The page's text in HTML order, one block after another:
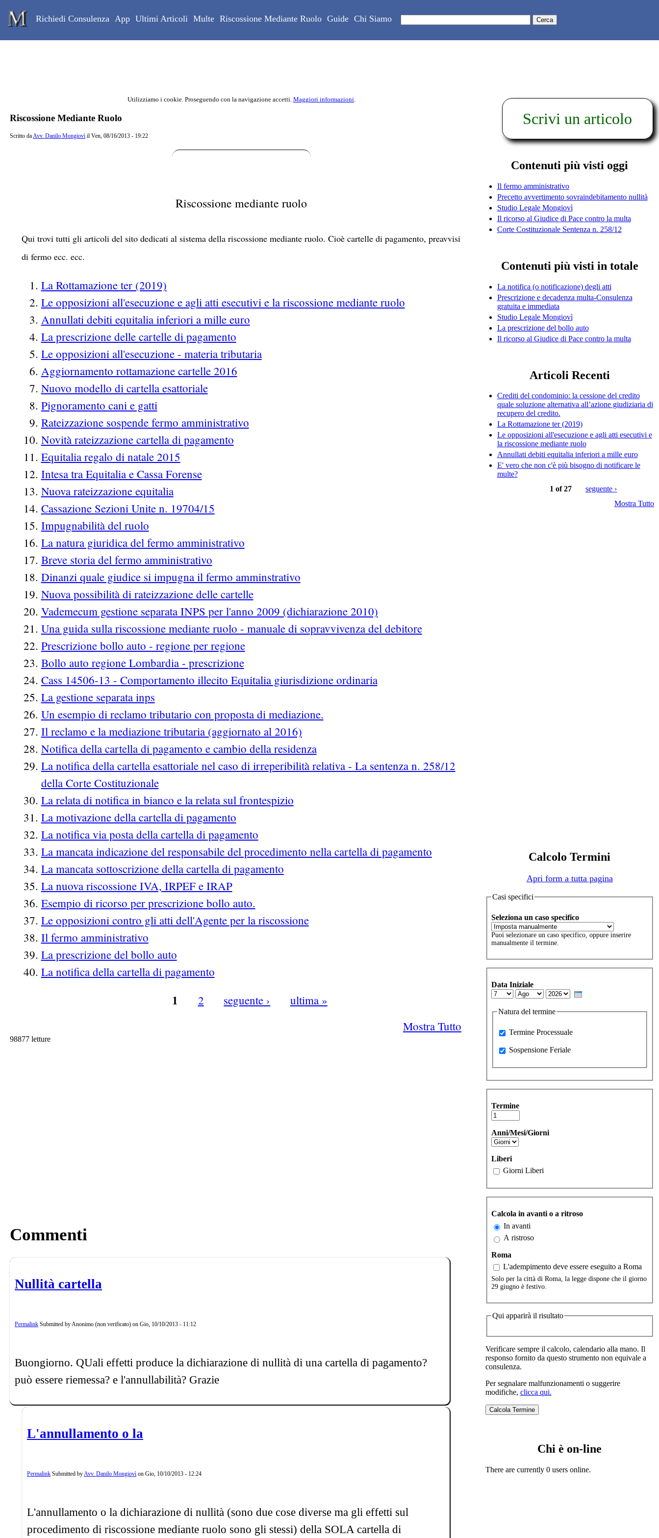
Studio Legale Mongiovì
Richiedi Consulenza App Ultimi Articoli Multe Riscossione Mediante Ruolo Guide Chi Siamo
Contenuto principale della pagina
Utilizziamo i cookie. Proseguendo con la navigazione accetti. Maggiori informazioni.
Riscossione Mediante Ruolo
Scritto daAvv. Danilo Mongiovì il Ven, 08/16/2013 - 19:22
Riscossione mediante ruolo
Qui trovi tutti gli articoli del sito dedicati al sistema della riscossione mediante ruolo. Cioè cartelle di pagamento, preavvisi
di fermo ecc. ecc.
La Rottamazione ter (2019)
Le opposizioni all'esecuzione e agli atti esecutivi e la riscossione mediante ruolo
Annullati debiti equitalia inferiori a mille euro
La prescrizione delle cartelle di pagamento
Le opposizioni all'esecuzione - materia tributaria
Aggiornamento rottamazione cartelle 2016
Nuovo modello di cartella esattoriale
Pignoramento cani e gatti
Rateizzazione sospende fermo amministrativo
Novità rateizzazione cartella di pagamento
Equitalia regalo di natale 2015
Intesa tra Equitalia e Cassa Forense
Nuova rateizzazione equitalia
Cassazione Sezioni Unite n. 19704/15
Impugnabilità del ruolo
La natura giuridica del fermo amministrativo
Breve storia del fermo amministrativo
Dinanzi quale giudice si impugna il fermo amminstrativo
Nuova possibilità di rateizzazione delle cartelle
Vademecum gestione separata INPS per l'anno 2009 (dichiarazione 2010)
Una guida sulla riscossione mediante ruolo - manuale di sopravvivenza del debitore
Prescrizione bollo auto - regione per regione
Bollo auto regione Lombardia - prescrizione
Cass 14506-13 - Comportamento illecito Equitalia giurisdizione ordinaria
La gestione separata inps
Un esempio di reclamo tributario con proposta di mediazione.
Il reclamo e la mediazione tributaria (aggiornato al 2016)
Notifica della cartella di pagamento e cambio della residenza
La notifica della cartella esattoriale nel caso di irreperibilità relativa - La sentenza n. 258/12
della Corte Costituzionale
La relata di notifica in bianco e la relata sul frontespizio
La motivazione della cartella di pagamento
La notifica via posta della cartella di pagamento
La mancata indicazione del responsabile del procedimento nella cartella di pagamento
La mancata sottoscrizione della cartella di pagamento
La nuova riscossione IVA, IRPEF e IRAP
Esempio di ricorso per prescrizione bollo auto.
Le opposizioni contro gli atti dell'Agente per la riscossione
Il fermo amministrativo
La prescrizione del bollo auto
La notifica della cartella di pagamento
1 2 seguente ›
ultima »
Mostra Tutto
98877 letture
Commenti
Nullità cartella
Permalink Submitted by Anonimo (non verificato) on Gio, 10/10/2013 - 11:12
Buongiorno. QUali effetti produce la dichiarazione di nullità di una cartella di pagamento?
può essere riemessa? e l'annullabilità? Grazie
L'annullamento o la
Permalink Submitted by Avv. Danilo Mongiovì on Gio, 10/10/2013 - 12:24
L'annullamento o la dichiarazione di nullità (sono due cose diverse ma gli effetti sul
procedimento di riscossione mediante ruolo sono gli stessi) della SOLA cartella di
Scrivi un articolo
Contenuti più visti oggi
Il fermo amministrativo
Precetto avvertimento sovraindebitamento nullità
Studio Legale Mongiovì
Il ricorso al Giudice di Pace contro la multa
Corte Costituzionale Sentenza n. 258/12
Contenuti più visti in totale
La notifica (o notificazione) degli atti
Prescrizione e decadenza multa-Consulenza
gratuita e immediata
Studio Legale Mongiovì
La prescrizione del bollo auto
Il ricorso al Giudice di Pace contro la multa
Articoli Recenti
Crediti del condominio: la cessione del credito
quale soluzione alternativa all’azione giudiziaria di
recupero del credito.
La Rottamazione ter (2019)
Le opposizioni all'esecuzione e agli atti esecutivi e
la riscossione mediante ruolo
Annullati debiti equitalia inferiori a mille euro
E' vero che non c'è più bisogno di notificare le
multe?
1 of 27
seguente ›
Mostra Tutto
Calcolo Termini
Apri form a tutta pagina
Casi specifici
Seleziona un caso specifico
Puoi selezionare un caso specifico, oppure inserire
manualmente il termine.
Data Iniziale
Day
Month Year
Natura del termine
Processuale
Termine Processuale
Sospensione Feriale
Sospensione Feriale
Termine
Anni/Mesi/Giorni
Liberi
Giorni Liberi
Calcola in avanti o a ritroso
In avanti
A ristroso
Roma
L'adempimento deve essere eseguito a Roma
Solo per la città di Roma, la legge dispone che il giorno
29 giugno è festivo.
Qui apparirà il risultato
Verificare sempre il calcolo, calendario alla mano. Il
responso fornito da questo strumento non equivale a
consulenza.
Per segnalare malfunzionamenti o suggerire
modifiche, clicca qui.
Chi è on-line
There are currently 0 users online.